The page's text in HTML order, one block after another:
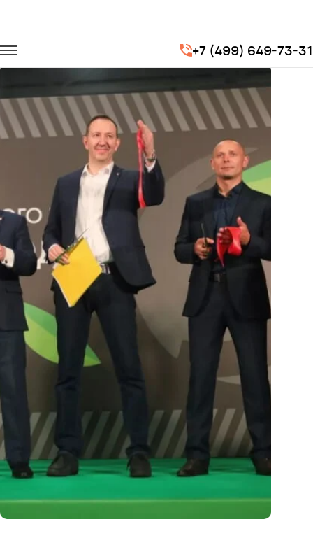
+7 (499) 649-73-31
Корпоративные перевозки
Турбофутбол X5 Retail Group